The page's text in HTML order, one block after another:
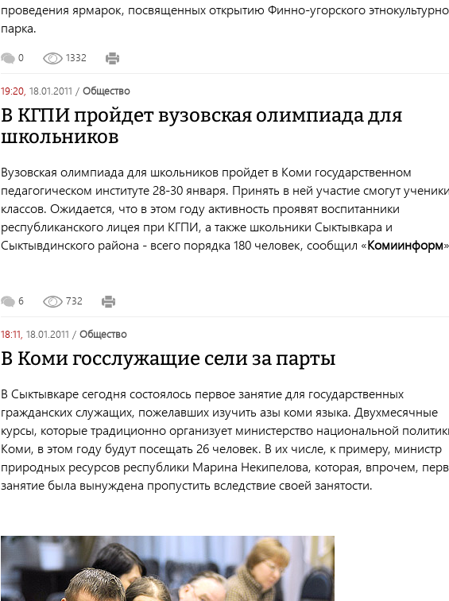
проведения ярмарок, посвященных открытию Финно-угорского
парка.
0 1332
19:20, 18.01.2011 / общество
В КГПИ пройдет вузовская олимпиада для
школьников
Вузовская олимпиада для школьников пройдет в Коми государственном
педагогическом институте 28-30 января. Принять в ней участие смогут
классов. Ожидается, что в этом году активность проявят воспитанники
республиканского лицея при КГПИ, а также школьники Сыктывкара и
Сыктывдинского района - всего порядка 180 человек, сообщил «Комиинформ
6 732
18:11, 18.01.2011 / общество
В Коми госслужащие сели за парты
В Сыктывкаре сегодня состоялось первое занятие для государственных
гражданских служащих, пожелавших изучить азы коми языка. Двухмесячные
курсы, которые традиционно организует министерство национальной
Коми, в этом году будут посещать 26 человек. В их числе, к примеру, министр
природных ресурсов республики Марина Некипелова, которая, впрочем,
занятие была вынуждена пропустить вследствие своей занятости.